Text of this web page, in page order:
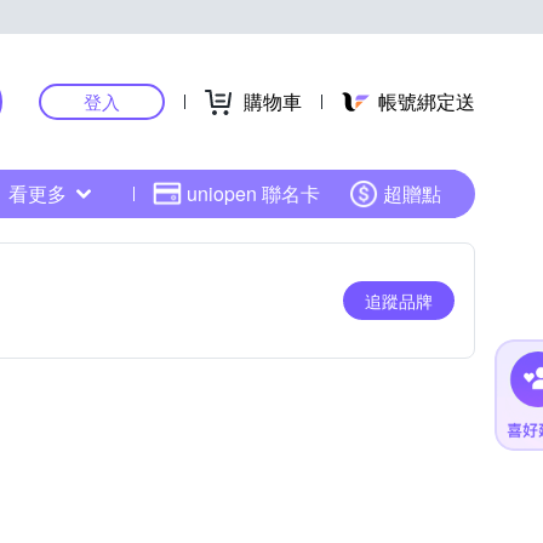
登入 購物車 帳號綁定送
看更多 uniopen 聯名卡 超贈點
追蹤品牌